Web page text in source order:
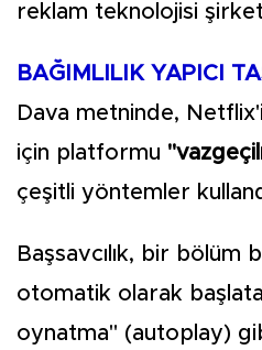
reklam teknolojisi
BAĞIMLILIK YAPICI
Dava metninde,
için platformu
çeşitli yöntemler
Başsavcılık, bir bölüm
otomatik olarak
oynatma" (autoplay)